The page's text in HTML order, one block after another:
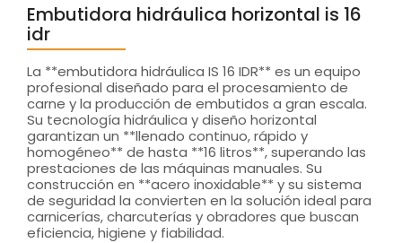
Embutidora hidráulica horizontal is 16
idr
La **embutidora hidráulica IS 16 IDR** es un equipo
profesional diseñado para el procesamiento de
carne y la producción de embutidos a gran escala.
Su tecnología hidráulica y diseño horizontal
garantizan un **llenado continuo, rápido y
homogéneo** de hasta **16 litros**, superando las
prestaciones de las máquinas manuales. Su
construcción en **acero inoxidable** y su sistema
de seguridad la convierten en la solución ideal para
carnicerías, charcuterías y obradores que buscan
eficiencia, higiene y fiabilidad.